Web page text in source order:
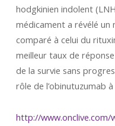
hodgkinien indolent
médicament a révélé un
comparé à celui du
meilleur taux de
de la survie sans
rôle de l’obinutuzumab
http://www.onclive.com/